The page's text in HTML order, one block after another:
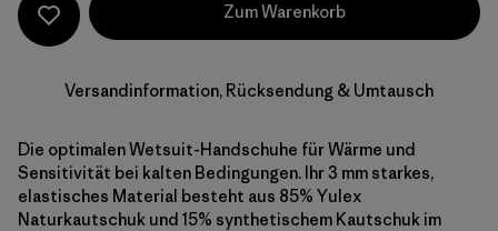
Zum Warenkorb
Versandinformation, Rücksendung & Umtausch
Die optimalen Wetsuit-Handschuhe für Wärme und
Sensitivität bei kalten Bedingungen. Ihr 3 mm starkes,
elastisches Material besteht aus 85% Yulex
Naturkautschuk und 15% synthetischem Kautschuk im